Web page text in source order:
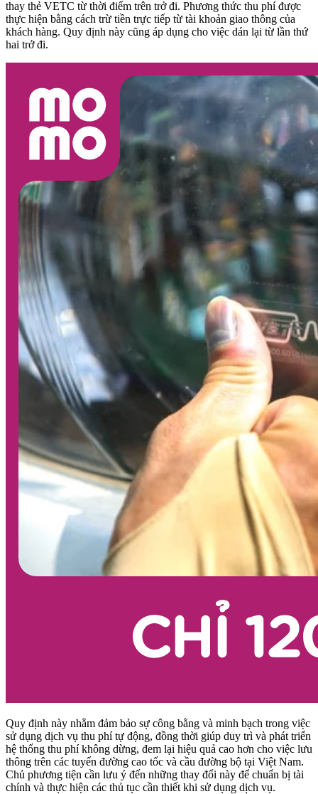
thay thẻ VETC từ thời điểm trên trở đi. Phương thức thu phí được
thực hiện bằng cách trừ tiền trực tiếp từ tài khoản giao thông của
khách hàng. Quy định này cũng áp dụng cho việc dán lại từ lần thứ
hai trở đi.
Quy định này nhằm đảm bảo sự công bằng và minh bạch trong việc
sử dụng dịch vụ thu phí tự động, đồng thời giúp duy trì và phát triển
hệ thống thu phí không dừng, đem lại hiệu quả cao hơn cho việc lưu
thông trên các tuyến đường cao tốc và cầu đường bộ tại Việt Nam.
Chủ phương tiện cần lưu ý đến những thay đổi này để chuẩn bị tài
chính và thực hiện các thủ tục cần thiết khi sử dụng dịch vụ.